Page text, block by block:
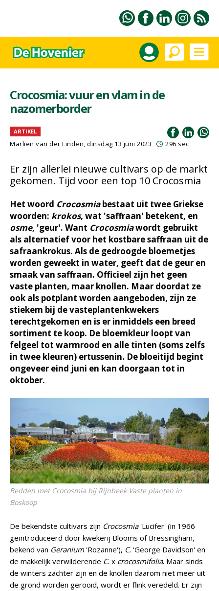
Crocosmia: vuur en vlam in de
nazomerborder
ARTIKEL
Marlien van der Linden, dinsdag 13 juni 2023 296 sec
Er zijn allerlei nieuwe cultivars op de markt
gekomen. Tijd voor een top 10 Crocosmia
Het woord Crocosmiabestaat uit twee Griekse
woorden: krokos, wat 'saffraan' betekent, en
osme, 'geur'. Want Crocosmiawordt gebruikt
als alternatief voor het kostbare saffraan uit de
safraankrokus. Als de gedroogde bloemetjes
worden geweekt in water, geeft dat de geur en
smaak van saffraan. Officieel zijn het geen
vaste planten, maar knollen. Maar doordat ze
ook als potplant worden aangeboden, zijn ze
stiekem bij de vasteplantenkwekers
terechtgekomen en is er inmiddels een breed
sortiment te koop. De bloemkleur loopt van
felgeel tot warmrood en alle tinten (soms zelfs
in twee kleuren) ertussenin. De bloeitijd begint
ongeveer eind juni en kan doorgaan tot in
oktober.
Bedden met Crocosmia bij Rijnbeek Vaste planten in
Boskoop
De bekendste cultivars zijn Crocosmia'Lucifer' (in 1966
geïntroduceerd door kwekerij Blooms of Bressingham,
bekend van Geranium'Rozanne'), C. 'George Davidson' en
de makkelijk verwilderende C. x crocosmifolia. Maar sinds
de winters zachter zijn en de knollen daarom niet meer uit
de grond worden gerooid, wordt er flink veredeld. Er zijn